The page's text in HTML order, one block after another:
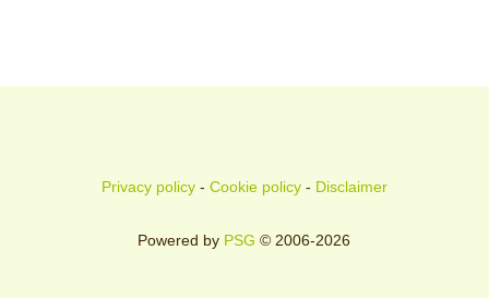
Privacy policy- Cookie policy- Disclaimer
Powered by PSG © 2006-2026